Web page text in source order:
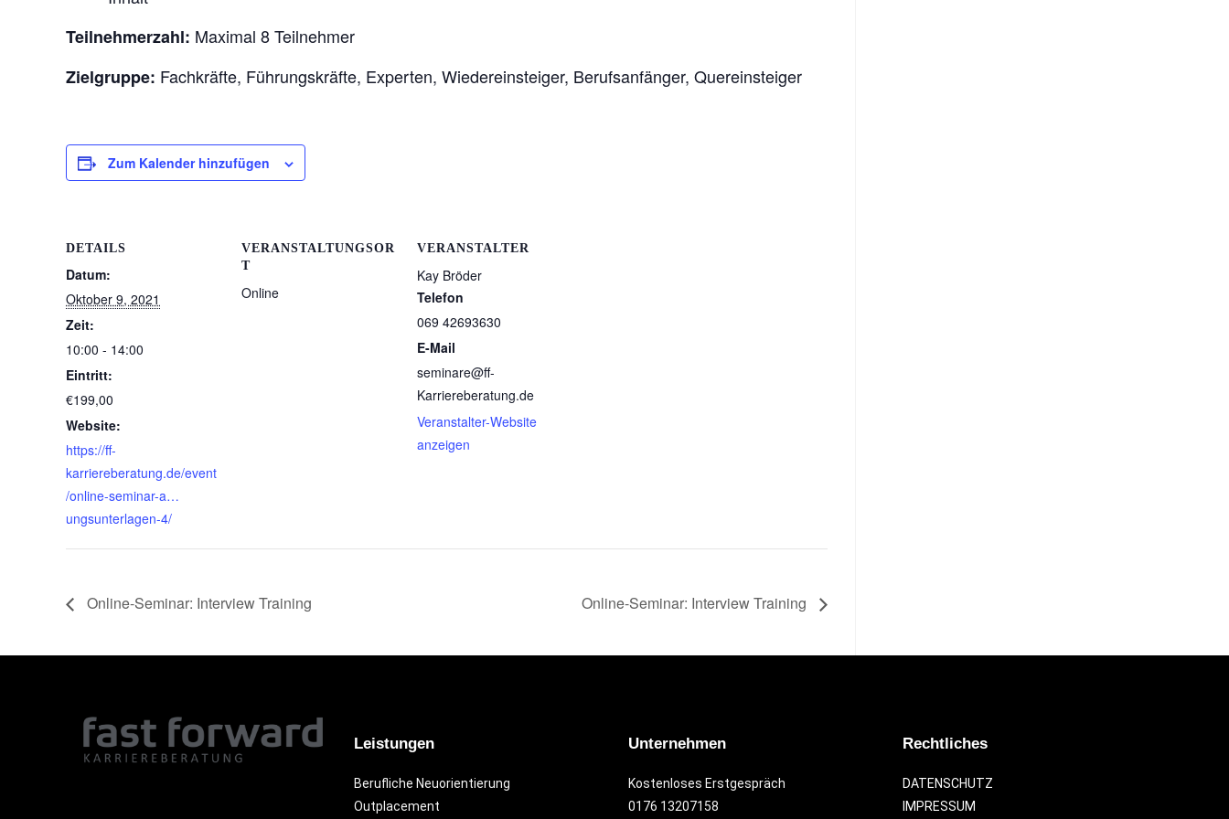
Teilnehmerzahl: Maximal 8 Teilnehmer
Zielgruppe: Fachkräfte, Führungskräfte, Experten, Wiedereinsteiger, Berufsanfänger, Quereinsteiger
Zum Kalender hinzufügen
DETAILS
Datum:
Oktober 9, 2021
Zeit:
10:00 - 14:00
Eintritt:
€199,00
Website:
https://ff-
karriereberatung.de/event
/online-seminar-a…
ungsunterlagen-4/
VERANSTALTUNGSOR
T
Online
VERANSTALTER
Kay Bröder
Telefon
069 42693630
E-Mail
seminare@ff-
Karriereberatung.de
Veranstalter-Website
anzeigen
Online-Seminar: Interview Training Online-Seminar: Interview Training
Leistungen
Berufliche Neuorientierung
Outplacement
Unternehmen
Kostenloses Erstgespräch
0176 13207158
Rechtliches
DATENSCHUTZ
IMPRESSUM